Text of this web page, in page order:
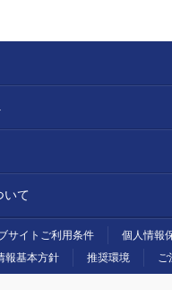
いて
サイトご利用条件
個人情報
報基本方針
推奨環境 ご